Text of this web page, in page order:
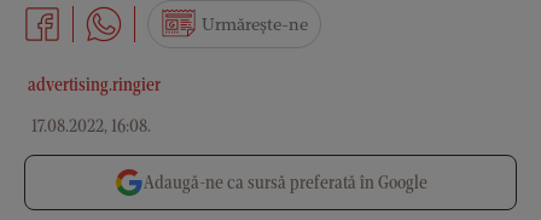
advertising.ringier
17.08.2022, 16:08.
Urmărește-ne
Adaugă-ne ca sursă preferată în Google